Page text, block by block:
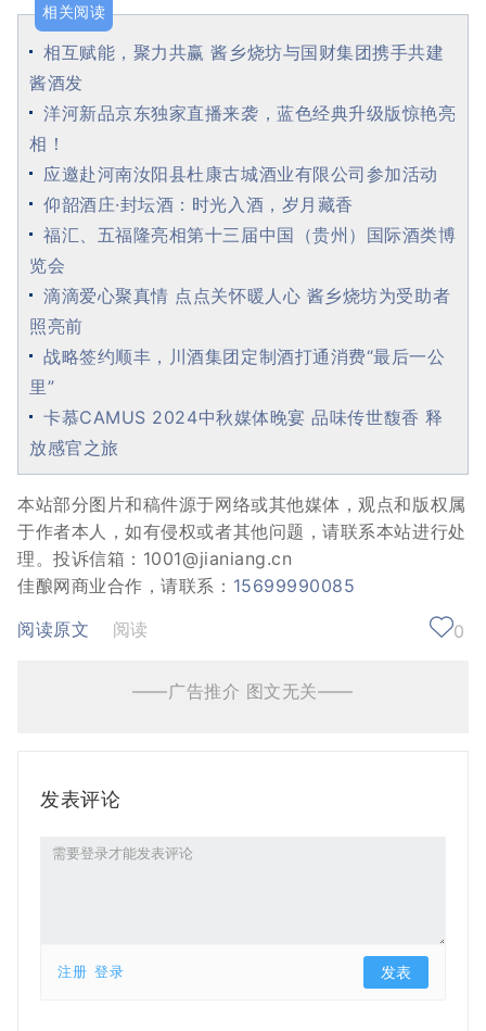
相关阅读
相互赋能，聚力共赢 酱乡烧坊与国财集团携手共建
酱酒发
洋河新品京东独家直播来袭，蓝色经典升级版惊艳亮
相！
应邀赴河南汝阳县杜康古城酒业有限公司参加活动
仰韶酒庄·封坛酒：时光入酒，岁月藏香
福汇、五福隆亮相第十三届中国（贵州）国际酒类博
览会
滴滴爱心聚真情 点点关怀暖人心 酱乡烧坊为受助者
照亮前
战略签约顺丰，川酒集团定制酒打通消费“最后一公
里”
卡慕CAMUS 2024中秋媒体晚宴 品味传世馥香 释
放感官之旅
本站部分图片和稿件源于网络或其他媒体，观点和版权属
于作者本人，如有侵权或者其他问题，请联系本站进行处
理。投诉信箱：1001@jianiang.cn
佳酿网商业合作，请联系： 15699990085
阅读原文
阅读 0
——广告推介 图文无关——
发表评论
注册 登录